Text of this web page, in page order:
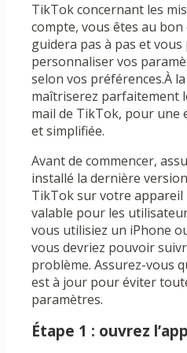
TikTok concernant les
compte, vous êtes au
guidera pas à pas et
personnaliser vos
selon vos préférences.À
maîtriserez parfaitement
mail de TikTok, pour une
et simplifiée.
Avant de commencer,
installé la dernière
TikTok sur votre appareil
valable pour les
vous utilisiez un iPhone
vous devriez pouvoir
problème. Assurez-vous
est à jour pour éviter
paramètres.
Étape 1 : ouvrez